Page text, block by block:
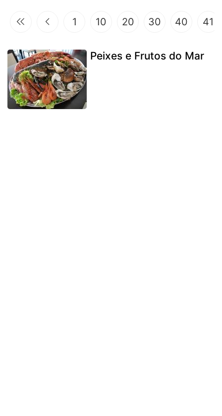
1 10 20 30 40 41
Peixes e Frutos do Mar